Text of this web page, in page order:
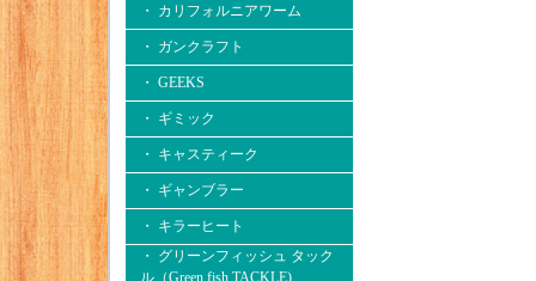
・ カリフォルニアワーム
・ ガンクラフト
・ GEEKS
・ ギミック
・ キャスティーク
・ ギャンブラー
・ キラーヒート
・ グリーンフィッシュ タック
ル（Green fish TACKLE)